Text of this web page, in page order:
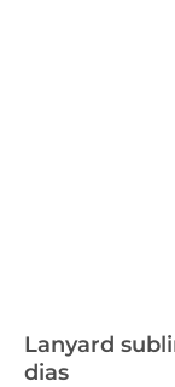
Lanyard
dias